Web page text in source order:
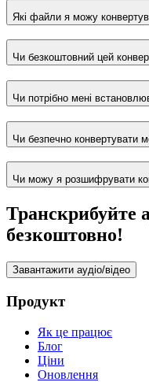
Які файли я можу
Чи безкоштовний цей
Чи потрібно мені
Чи безпечно конвертувати
Чи можу я розшифрувати
Транскрибуйте
безкоштовно!
Завантажити аудіо/відео
Продукт
Як це працює
Блог
Ціни
Оновлення